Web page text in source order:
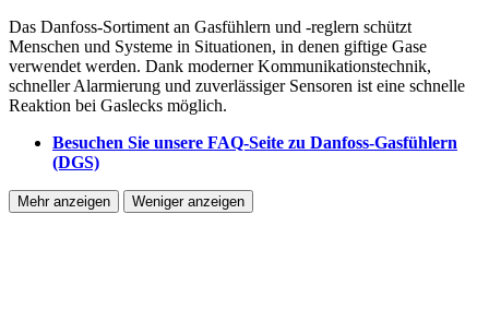
Das Danfoss-Sortiment an Gasfühlern und -reglern schützt
Menschen und Systeme in Situationen, in denen giftige Gase
verwendet werden. Dank moderner Kommunikationstechnik,
schneller Alarmierung und zuverlässiger Sensoren ist eine schnelle
Reaktion bei Gaslecks möglich.
Besuchen Sie unsere FAQ-Seite zu Danfoss-Gasfühlern
(DGS)
Mehr anzeigen Weniger anzeigen